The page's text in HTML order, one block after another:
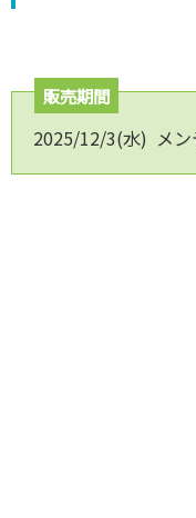
販売期間
2025/12/3(水) メン